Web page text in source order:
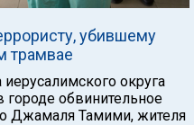
убившему
трамвае
иерусалимского округа
городе обвинительное
Джамаля Тамими, жителя